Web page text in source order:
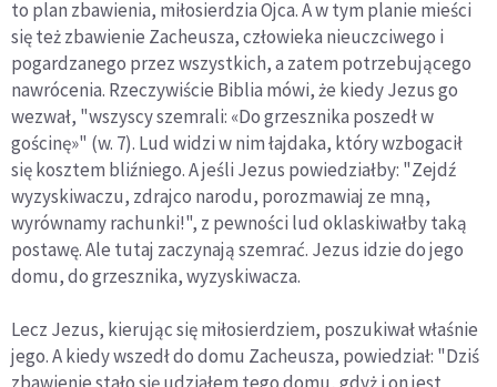
to plan zbawienia, miłosierdzia Ojca. A w tym planie mieści
się też zbawienie Zacheusza, człowieka nieuczciwego i
pogardzanego przez wszystkich, a zatem potrzebującego
nawrócenia. Rzeczywiście Biblia mówi, że kiedy Jezus go
wezwał, "wszyscy szemrali: «Do grzesznika poszedł w
gościnę»" (w. 7). Lud widzi w nim łajdaka, który wzbogacił
się kosztem bliźniego. A jeśli Jezus powiedziałby: "Zejdź
wyzyskiwaczu, zdrajco narodu, porozmawiaj ze mną,
wyrównamy rachunki!", z pewności lud oklaskiwałby taką
postawę. Ale tutaj zaczynają szemrać. Jezus idzie do jego
domu, do grzesznika, wyzyskiwacza.
Lecz Jezus, kierując się miłosierdziem, poszukiwał właśnie
jego. A kiedy wszedł do domu Zacheusza, powiedział: "Dziś